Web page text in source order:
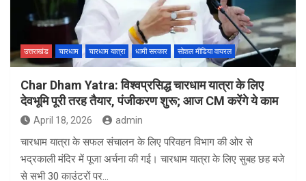
k
p
उत्तराखंड चारधाम चारधाम यात्रा धामी सरकार सोशल मीडिया वायरल
Char Dham Yatra: विश्वप्रसिद्ध चारधाम यात्रा के लिए
देवभूमि पूरी तरह तैयार, पंजीकरण शुरू; आज CM करेंगे ये काम
April 18, 2026 admin
चारधाम यात्रा के सफल संचालन के लिए परिवहन विभाग की ओर से
भद्रकाली मंदिर में पूजा अर्चना की गई। चारधाम यात्रा के लिए सुबह छह बजे
से सभी 30 काउंटरों पर…